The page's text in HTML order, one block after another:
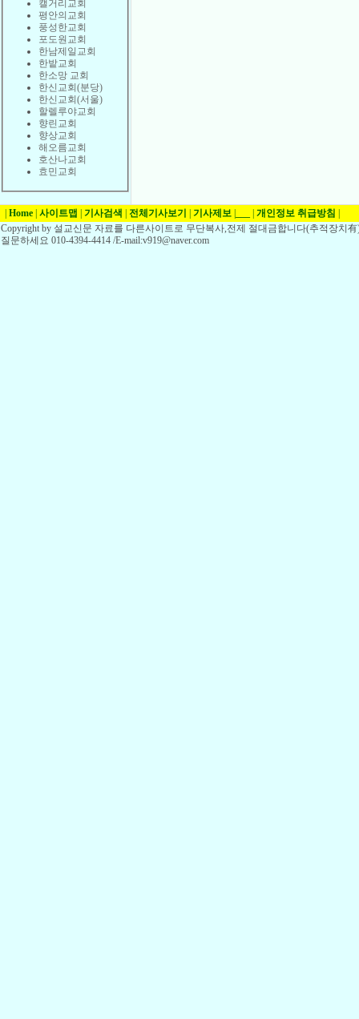
캘거리교회
평안의교회
풍성한교회
포도원교회
한남제일교회
한밭교회
한소망 교회
한신교회(분당)
한신교회(서울)
할렐루야교회
향린교회
향상교회
해오름교회
호산나교회
효민교회
Home 사이트맵 기사검색 전체기사보기 기사제보 개인정보 취급방침
Copyright by 설교신문 자료를 다른사이트로 무단복사,전제 절대금합니다(추적장치
질문하세요 010-4394-4414 /E-mail:v919@naver.com